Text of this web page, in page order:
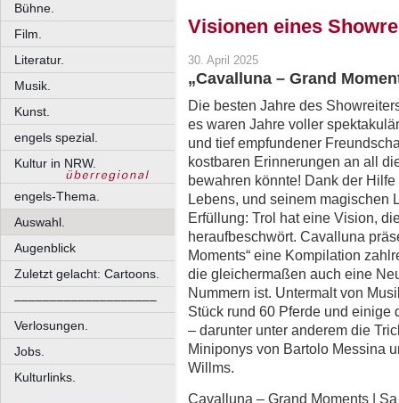
Bühne.
Film.
Literatur.
Musik.
Kunst.
engels spezial.
Kultur in NRW.
engels-Thema.
Auswahl.
Augenblick
Zuletzt gelacht: Cartoons.
––––––––––––––––––––
Verlosungen.
Jobs.
Kulturlinks.
Visionen eines
30. April 2025
„Cavalluna – Grand
Die besten Jahre des
es waren Jahre voller
und tief empfundener
kostbaren Erinnerungen an all
bewahren könnte! Dank der
Lebens, und seinem magischen
Erfüllung: Trol hat eine Vision,
heraufbeschwört. Cavalluna
Moments“ eine Kompilation
die gleichermaßen auch eine
Nummern ist. Untermalt von
Stück rund 60 Pferde und einige
– darunter unter anderem die
Miniponys von Bartolo Messina
Willms.
Cavalluna – Grand Moments |